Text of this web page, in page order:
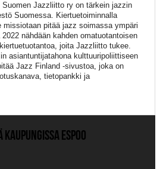
Suomen Jazzliitto ry on tärkein jazzin
Suomessa. Kiertuetoiminnalla
pitää jazz soimassa ympäri
nähdään kahden omatuotantoisen
joita Jazzliitto tukee.
asiantuntijatahona kulttuuripoliittiseen
Jazz Finland -sivustoa, joka on
tietopankki ja
ESPOO